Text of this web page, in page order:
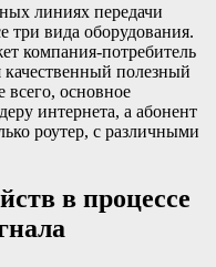
линиях передачи
три вида оборудования.
компания-потребитель
полезный
основное
интернета, а абонент
роутер, с различными
в процессе